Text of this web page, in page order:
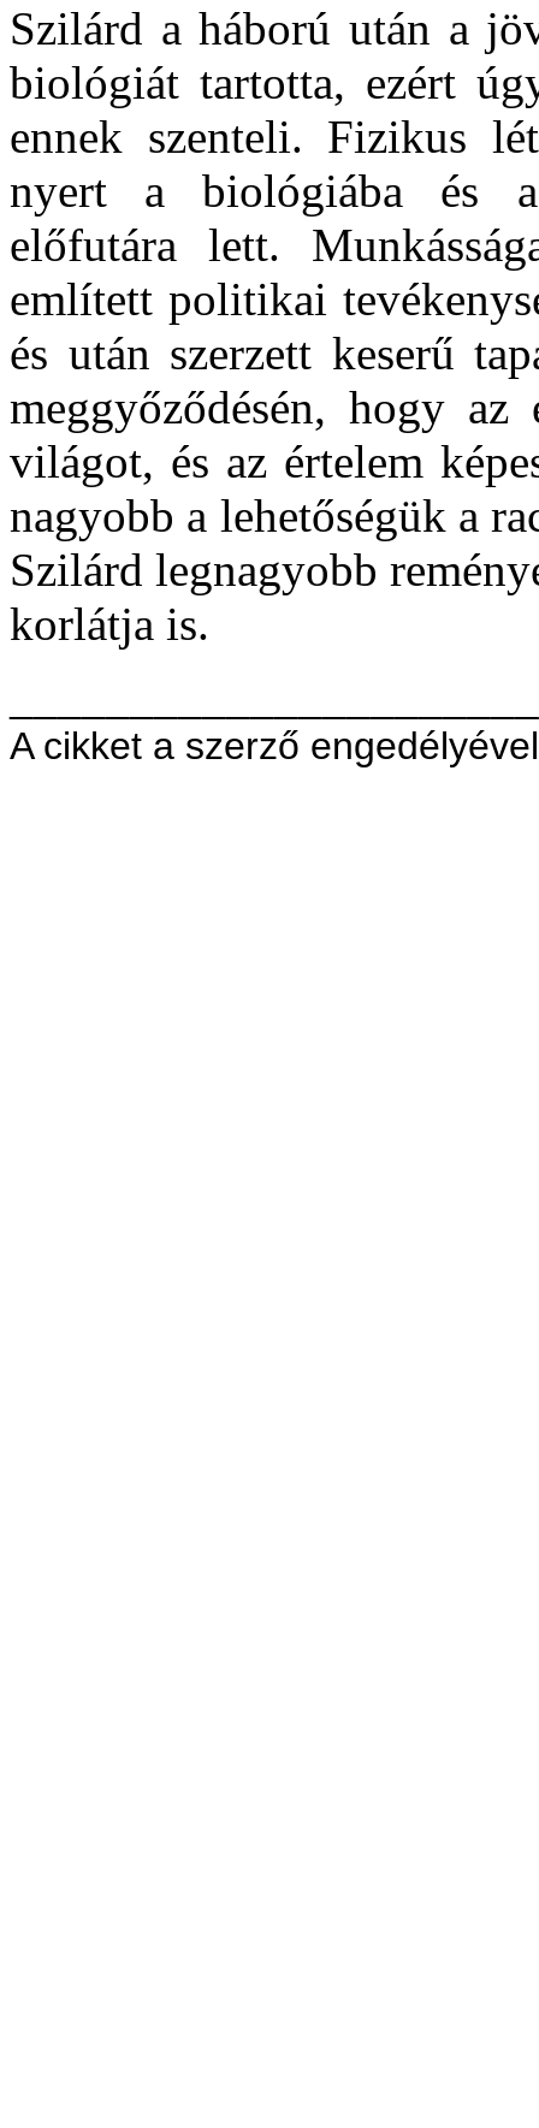
Szilárd a háború után a
biológiát tartotta, ezért
ennek szenteli. Fizikus
nyert a biológiába és
előfutára lett.
említett politikai
és után szerzett keserű
meggyőződésén, hogy
világot, és az értelem
nagyobb a lehetőségük a
Szilárd legnagyobb
korlátja is.
A cikket a szerző